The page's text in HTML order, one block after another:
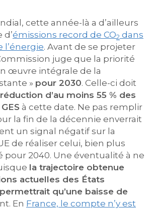
cette année-là a d’ailleurs
émissions record de CO2 dans
l’énergie. Avant de se projeter
juge que la priorité
œuvre intégrale de la
» pour 2030. Celle-ci doit
réduction d’au moins 55 % des
à cette date. Ne pas remplir
la fin de la décennie enverrait
un signal négatif sur la
de réaliser celui, bien plus
pour 2040. Une éventualité à ne
la trajectoire obtenue
actuelles des États
qu’une baisse de
En France, le compte n’y est